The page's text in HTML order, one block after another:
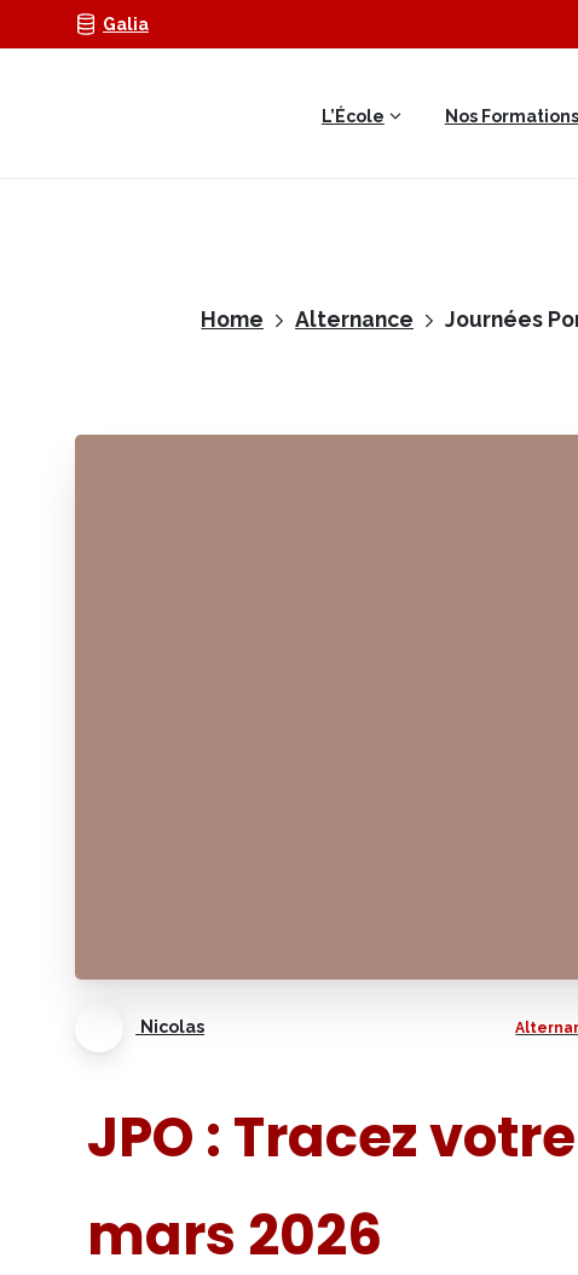
Galia
L’École Nos Formations
Home Alternance Journées
Nicolas
JPO : Tracez
mars 2026